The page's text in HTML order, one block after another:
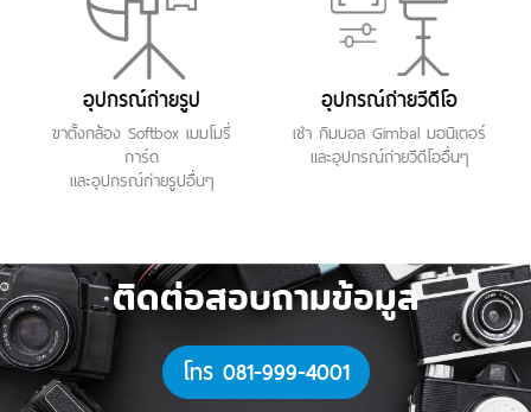
อุปกรณ์ถ่ายรูป
ขาตั้งกล้อง Softbox เมมโมรี่
การ์ด
และอุปกรณ์ถ่ายรูปอื่นๆ
อุปกรณ์ถ่ายวีดีโอ
เช่า กิมบอล Gimbal มอนิเตอร์
และอุปกรณ์ถ่ายวีดีโออื่นๆ
ติดต่อสอบถามข้อมูล
โทร 081-999-4001